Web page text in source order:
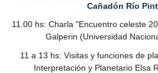
Cañadón Río
11.00 hs: Charla "Encuentro celeste
Galperin (Universidad
11 a 13 hs: Visitas y funciones de
Interpretación y Planetario Elsa